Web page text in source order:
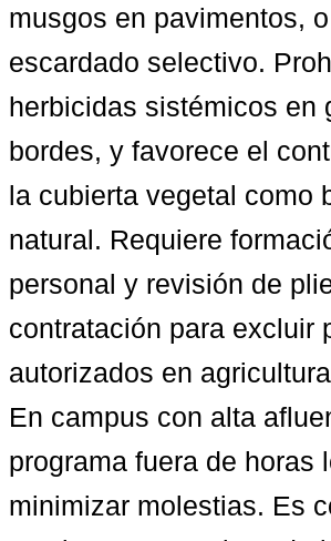
musgos en pavimentos,
escardado selectivo.
herbicidas sistémicos en
bordes, y favorece el
la cubierta vegetal como
natural. Requiere
personal y revisión de
contratación para excluir
autorizados en
En campus con alta
programa fuera de horas
minimizar molestias. Es